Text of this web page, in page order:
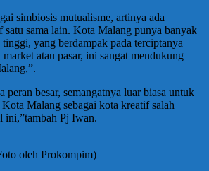
simbiosis mutualisme, artinya ada
satu sama lain. Kota Malang punya banyak
yang berdampak pada terciptanya
atau pasar, ini sangat mendukung
peran besar, semangatnya luar biasa untuk
Malang sebagai kota kreatif salah
ini,”tambah Pj Iwan.
oleh Prokompim)